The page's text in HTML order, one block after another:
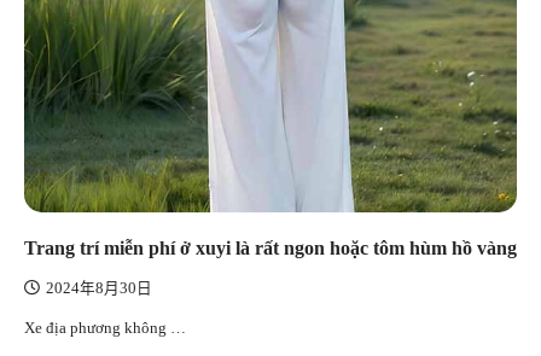
Trang trí miễn phí ở xuyi là rất ngon hoặc tôm hùm hồ vàng
2024年8月30日
Xe địa phương không …